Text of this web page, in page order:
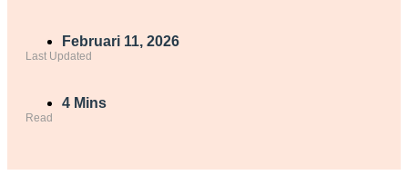
Februari 11, 2026
Last Updated
4 Mins
Read